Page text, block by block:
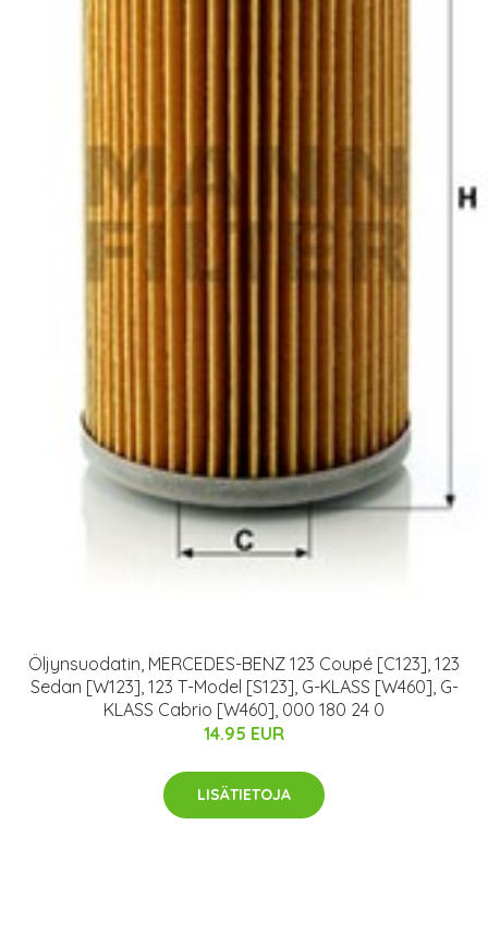
Öljynsuodatin, MERCEDES-BENZ 123 Coupé [C123], 123
Sedan [W123], 123 T-Model [S123], G-KLASS [W460], G-
KLASS Cabrio [W460], 000 180 24 0
14.95 EUR
LISÄTIETOJA